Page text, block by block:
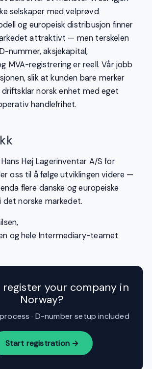
selskaper med velprøvd
og europeisk distribusjon finner
attraktivt — men terskelen
nummer, aksjekapital,
MVA-registrering er reell. Vår jobb
slik at kunden bare merker
norsk enhet med eget
handlefrihet.
Høj Lagerinventar A/S for
oss til å følge utviklingen videre —
flere danske og europeiske
det norske markedet.
og hele Intermediary-teamet
register your company in
Norway?
· D-number setup included
Start registration →